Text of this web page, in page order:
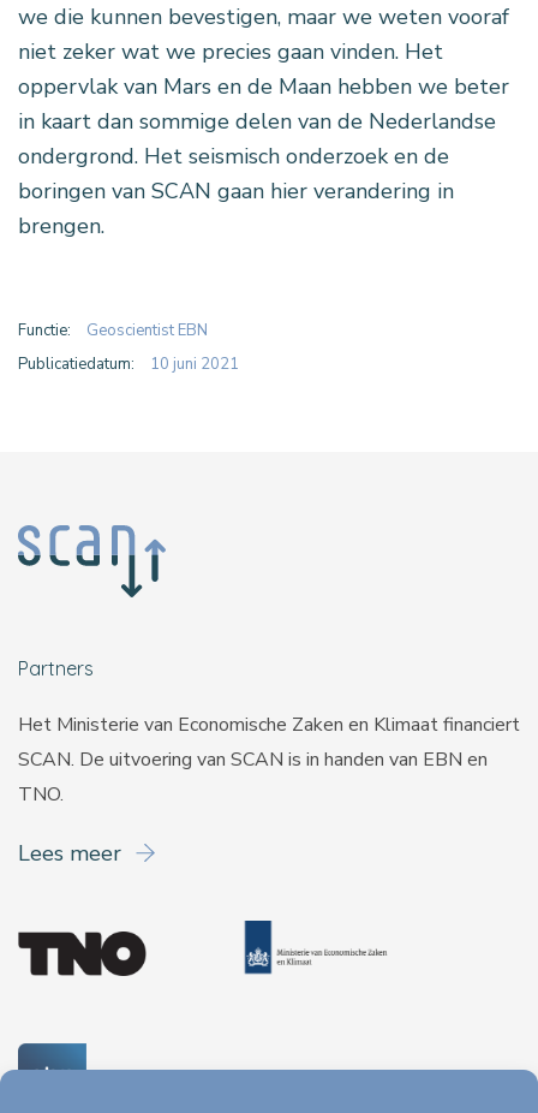
we die kunnen bevestigen, maar we weten vooraf
niet zeker wat we precies gaan vinden. Het
oppervlak van Mars en de Maan hebben we beter
in kaart dan sommige delen van de Nederlandse
ondergrond. Het seismisch onderzoek en de
boringen van SCAN gaan hier verandering in
brengen.
Functie:
Geoscientist EBN
Publicatiedatum:
10 juni 2021
Partners
Het Ministerie van Economische Zaken en Klimaat financiert
SCAN. De uitvoering van SCAN is in handen van EBN en
TNO.
Lees meer